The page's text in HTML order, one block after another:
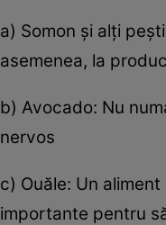
a) Somon și alți
asemenea, la
b) Avocado: Nu
nervos
c) Ouăle: Un
importante pentru